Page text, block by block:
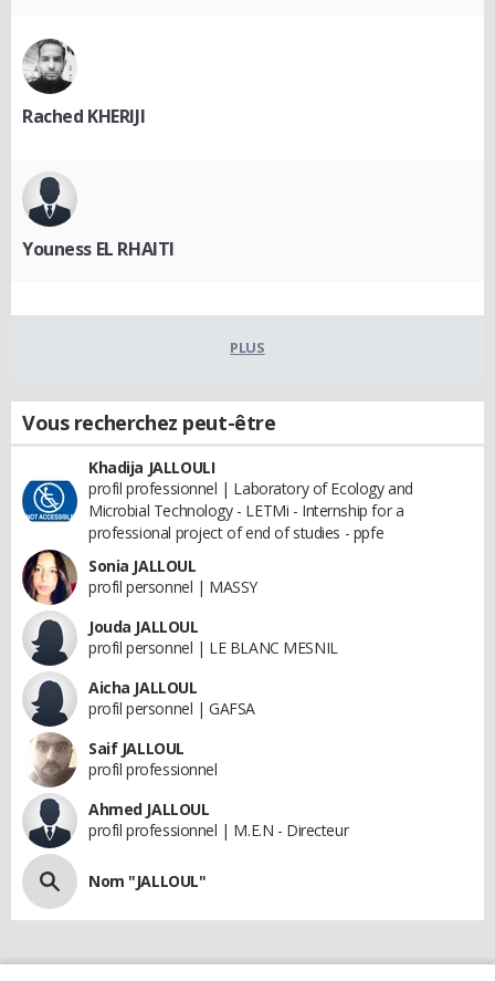
Rached KHERIJI
Youness EL RHAITI
PLUS
Vous recherchez peut-être
Khadija JALLOULI
profil professionnel | Laboratory of Ecology and
Microbial Technology - LETMi - Internship for a
professional project of end of studies - ppfe
Sonia JALLOUL
profil personnel | MASSY
Jouda JALLOUL
profil personnel | LE BLANC MESNIL
Aicha JALLOUL
profil personnel | GAFSA
Saif JALLOUL
profil professionnel
Ahmed JALLOUL
profil professionnel | M.E.N - Directeur
Nom "JALLOUL"